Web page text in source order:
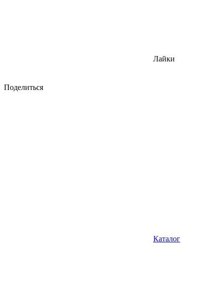
Лайки
Поделиться
Каталог